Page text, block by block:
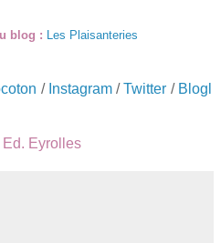
blog : Les Plaisanteries
/ Instagram/Twitter / Blogl
Ed. Eyrolles